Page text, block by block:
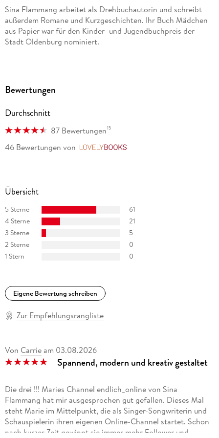
Sina Flammang arbeitet als Drehbuchautorin und schreibt
außerdem Romane und Kurzgeschichten. Ihr Buch Mädchen
aus Papier war für den Kinder- und Jugendbuchpreis der
Stadt Oldenburg nominiert.
Bewertungen
Durchschnitt
87 Bewertungen15
46 Bewertungen von
Übersicht
5 Sterne
61
4 Sterne
21
3 Sterne
5
2 Sterne
0
1 Stern
0
Eigene Bewertung schreiben
Zur Empfehlungsrangliste
Von Carrie am 03.08.2026
Spannend, modern und kreativ gestaltet
Die drei !!! Maries Channel endlich_online von Sina
Flammang hat mir ausgesprochen gut gefallen. Dieses Mal
steht Marie im Mittelpunkt, die als Singer-Songwriterin und
Schauspielerin ihren eigenen Online-Channel startet. Schon
nach kurzer Zeit gewinnt sie immer mehr Follower und